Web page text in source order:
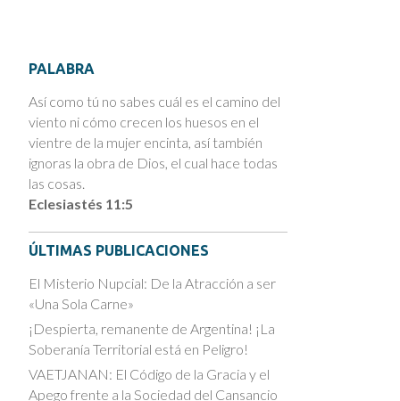
PALABRA
Así como tú no sabes cuál es el camino del
viento ni cómo crecen los huesos en el
vientre de la mujer encinta, así también
ignoras la obra de Dios, el cual hace todas
las cosas.
Eclesiastés 11:5
ÚLTIMAS PUBLICACIONES
El Misterio Nupcial: De la Atracción a ser
«Una Sola Carne»
¡Despierta, remanente de Argentina! ¡La
Soberanía Territorial está en Peligro!
VAETJANAN: El Código de la Gracia y el
Apego frente a la Sociedad del Cansancio